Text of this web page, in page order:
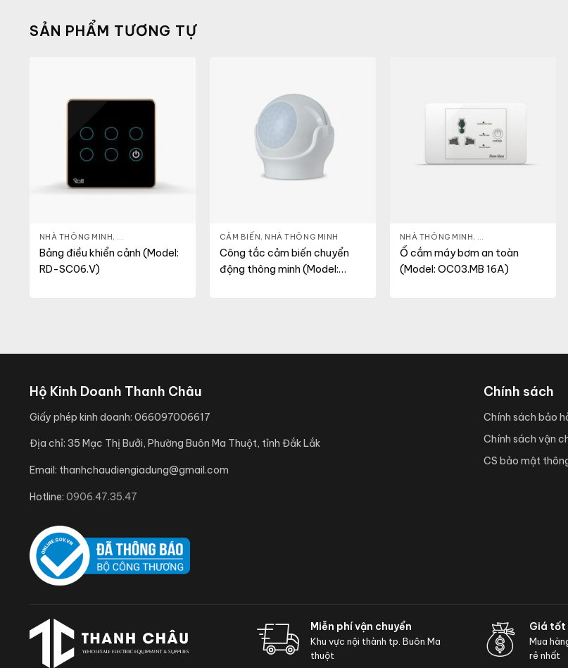
SẢN PHẨM TƯƠNG TỰ
NHÀ THÔNG MINH, ĐÈN THÔNG MINH
Bảng điều khiển cảnh (Model:
RD-SC06.V)
CẢM BIẾN, NHÀ THÔNG MINH
Công tắc cảm biến chuyển
động thông minh (Model:
NHÀ THÔNG MINH, Ổ CẮM THÔNG MINH
Ổ cắm máy bơm an toàn
(Model: OC03.MB 16A)
Hộ Kinh Doanh Thanh Châu
Giấy phép kinh doanh: 066097006617
Địa chỉ: 35 Mạc Thị Bưởi, Phường Buôn Ma Thuột, tỉnh Đắk Lắk
Email: thanhchaudiengiadung@gmail.com
Hotline: 0906.47.35.47
Chính sách
Chính sách bảo
Chính sách vận
CS bảo mật
Miễn phí vận chuyển
Khu vực nội thành tp. Buôn Ma
thuột
Giá tốt
Mua
rẻ nhất